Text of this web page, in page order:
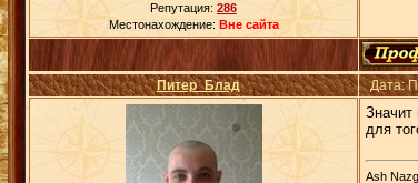
Репутация: 286
Местонахождение: Вне сайта
Питер_Блад Дата:
Значит
для
Ash